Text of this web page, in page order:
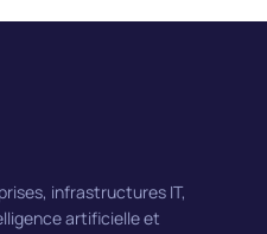
infrastructures IT,
artificielle et